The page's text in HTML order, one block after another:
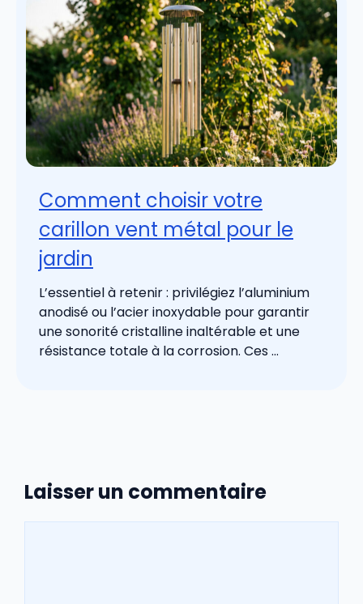
Comment choisir votre
carillon vent métal pour le
jardin
L’essentiel à retenir : privilégiez l’aluminium
anodisé ou l’acier inoxydable pour garantir
une sonorité cristalline inaltérable et une
résistance totale à la corrosion. Ces ...
Laisser un commentaire